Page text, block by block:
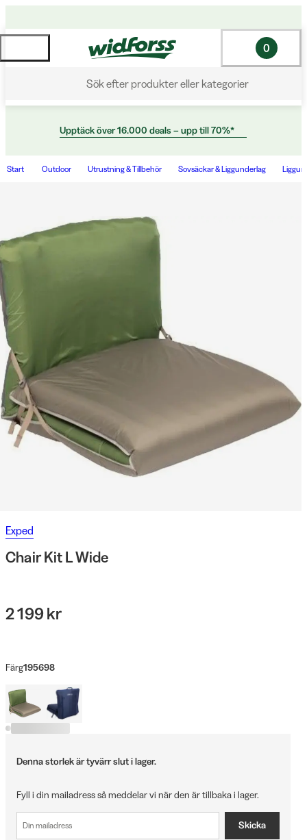
Sök efter produkter eller kategorier
0
Upptäck över 16.000 deals – upp till 70%*
Start Outdoor Utrustning & Tillbehör Sovsäckar & Liggunderlag
Exped
Chair Kit L Wide
2 199 kr
Färg195698
Denna storlek är tyvärr slut i lager.
Fyll i din mailadress så meddelar vi när den är tillbaka i lager.
Skicka